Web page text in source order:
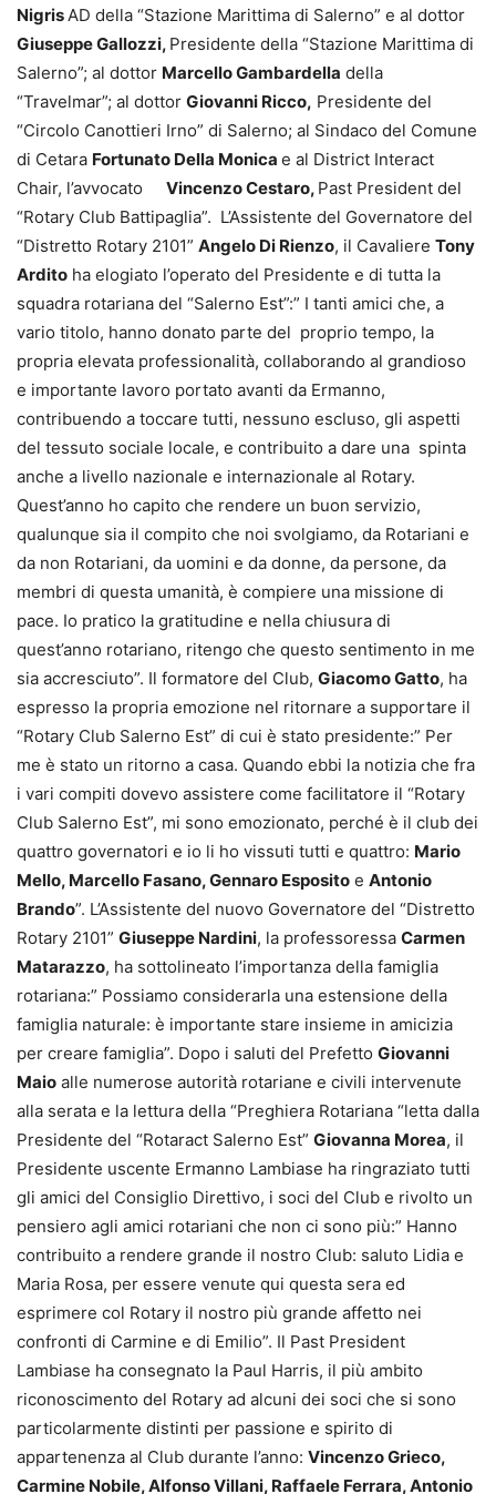
NigrisAD della “Stazione Marittima di Salerno” e al dottor
Giuseppe Gallozzi, Presidente della “Stazione Marittima di
Salerno”; al dottor Marcello Gambardella della
“Travelmar”; al dottor Giovanni Ricco, Presidente del
“Circolo Canottieri Irno” di Salerno; al Sindaco del Comune
di Cetara Fortunato Della Monica e al District Interact
Chair, l’avvocato Vincenzo Cestaro, Past President del
“Rotary Club Battipaglia”. L’Assistente del Governatore del
“Distretto Rotary 2101” Angelo Di Rienzo, il Cavaliere Tony
Ardito ha elogiato l’operato del Presidente e di tutta la
squadra rotariana del “Salerno Est”:” I tanti amici che, a
vario titolo, hanno donato parte del proprio tempo, la
propria elevata professionalità, collaborando al grandioso
e importante lavoro portato avanti da Ermanno,
contribuendo a toccare tutti, nessuno escluso, gli aspetti
del tessuto sociale locale, e contribuito a dare una spinta
anche a livello nazionale e internazionale al Rotary.
Quest’anno ho capito che rendere un buon servizio,
qualunque sia il compito che noi svolgiamo, da Rotariani e
da non Rotariani, da uomini e da donne, da persone, da
membri di questa umanità, è compiere una missione di
pace. Io pratico la gratitudine e nella chiusura di
quest’anno rotariano, ritengo che questo sentimento in me
sia accresciuto”. Il formatore del Club, Giacomo Gatto, ha
espresso la propria emozione nel ritornare a supportare il
“Rotary Club Salerno Est” di cui è stato presidente:” Per
me è stato un ritorno a casa. Quando ebbi la notizia che fra
i vari compiti dovevo assistere come facilitatore il “Rotary
Club Salerno Est”, mi sono emozionato, perché è il club dei
quattro governatori e io li ho vissuti tutti e quattro: Mario
Mello, Marcello Fasano, Gennaro Esposito e Antonio
Brando”. L’Assistente del nuovo Governatore del “Distretto
Rotary 2101” Giuseppe Nardini, la professoressa Carmen
Matarazzo, ha sottolineato l’importanza della famiglia
rotariana:” Possiamo considerarla una estensione della
famiglia naturale: è importante stare insieme in amicizia
per creare famiglia”. Dopo i saluti del Prefetto Giovanni
Maio alle numerose autorità rotariane e civili intervenute
alla serata e la lettura della “Preghiera Rotariana “letta dalla
Presidente del “Rotaract Salerno Est” Giovanna Morea, il
Presidente uscente Ermanno Lambiase ha ringraziato tutti
gli amici del Consiglio Direttivo, i soci del Club e rivolto un
pensiero agli amici rotariani che non ci sono più:” Hanno
contribuito a rendere grande il nostro Club: saluto Lidia e
Maria Rosa, per essere venute qui questa sera ed
esprimere col Rotary il nostro più grande affetto nei
confronti di Carmine e di Emilio”. Il Past President
Lambiase ha consegnato la Paul Harris, il più ambito
riconoscimento del Rotary ad alcuni dei soci che si sono
particolarmente distinti per passione e spirito di
appartenenza al Club durante l’anno: Vincenzo Grieco,
Carmine Nobile, Alfonso Villani, Raffaele Ferrara, Antonio